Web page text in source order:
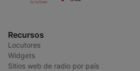
Recursos
Locutores
Widgets
Sitios web de radio por país